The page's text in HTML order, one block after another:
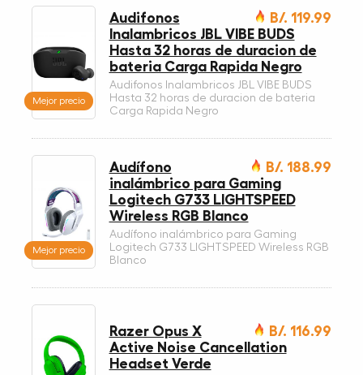
Mejor precio
B/. 119.99
Audifonos
Inalambricos JBL VIBE BUDS
Hasta 32 horas de duracion de
bateria Carga Rapida Negro
Audifonos Inalambricos JBL VIBE BUDS
Hasta 32 horas de duracion de bateria
Carga Rapida Negro
Mejor precio
B/. 188.99
Audífono
inalámbrico para Gaming
Logitech G733 LIGHTSPEED
Wireless RGB Blanco
Audífono inalámbrico para Gaming
Logitech G733 LIGHTSPEED Wireless RGB
Blanco
B/. 116.99
Razer Opus X
Active Noise Cancellation
Headset Verde